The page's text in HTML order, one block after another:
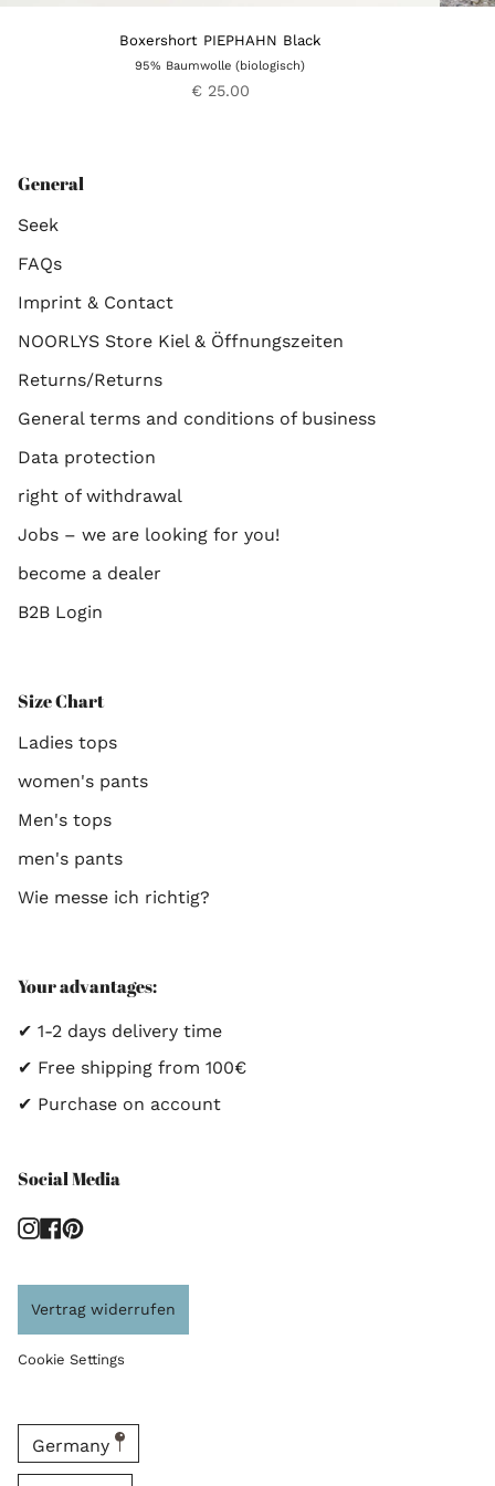
Boxershort PIEPHAHN Black
95% Baumwolle (biologisch)
€ 25.00
General
Seek
FAQs
Imprint & Contact
NOORLYS Store Kiel & Öffnungszeiten
Returns/Returns
General terms and conditions of business
Data protection
right of withdrawal
Jobs – we are looking for you!
become a dealer
B2B Login
Size Chart
Ladies tops
women's pants
Men's tops
men's pants
Wie messe ich richtig?
Your advantages:
✔ 1-2 days delivery time
✔ Free shipping from 100€
✔ Purchase on account
Social Media
Instagram
Facebook
Pinterest
Vertrag widerrufen
Cookie Settings
Germany
Language